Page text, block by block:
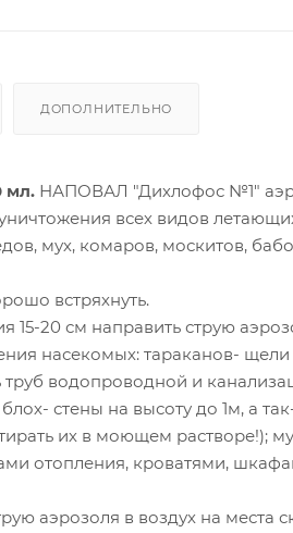
ДОПОЛНИТЕЛЬНО
мл. НАПОВАЛ "Дихлофос №1"
всех видов
мух, комаров, москитов,
встряхнуть.
20 см направить струю
насекомых: тараканов- щели
водопроводной и
стены на высоту до 1м, а
их в моющем растворе!);
отопления, кроватями,
аэрозоля в воздух на места